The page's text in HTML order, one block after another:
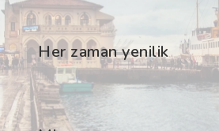
Her zaman yenilik